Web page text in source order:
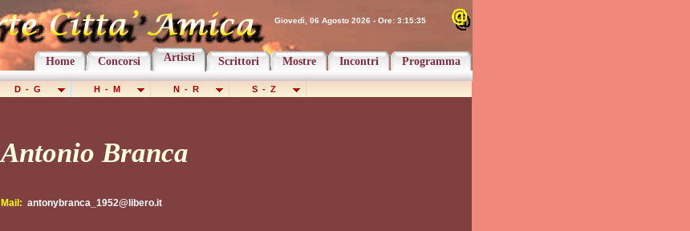
Giovedì, 06 Agosto 2026 - Ore: 3:15:35
Programma
Incontri
Mostre
Scrittori
Artisti
Concorsi
Home
D - G H - M N - R S - Z
Antonio Branca
Mail: antonybranca_1952@libero.it